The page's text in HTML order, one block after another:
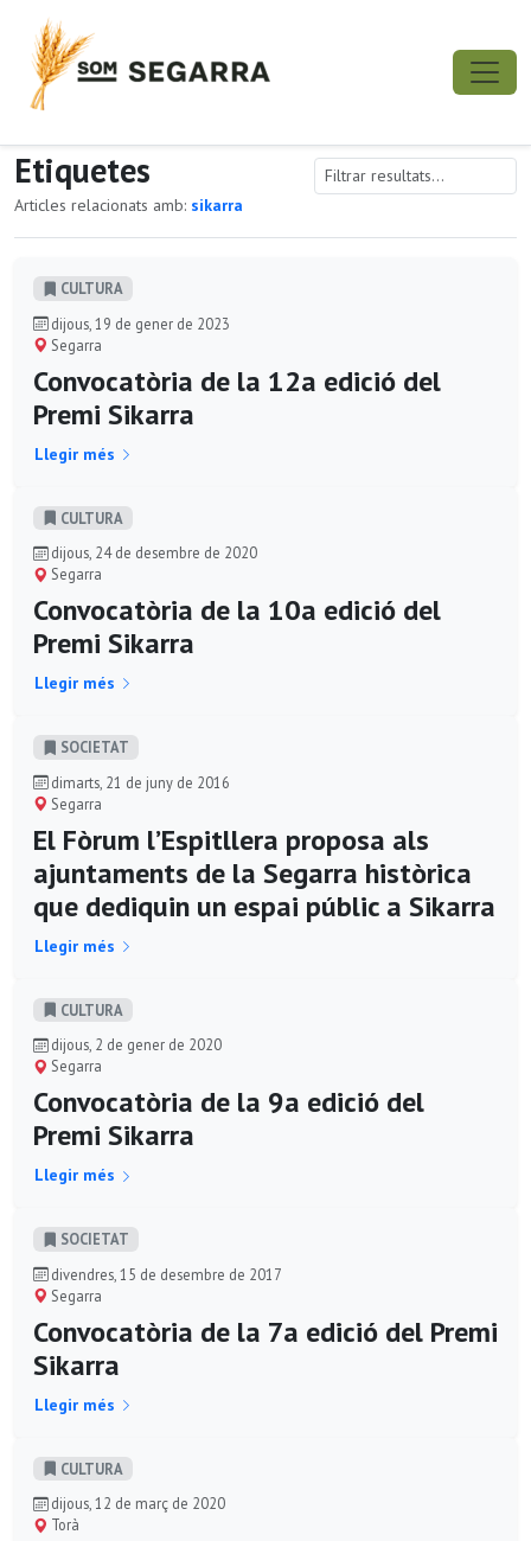
Etiquetes
Articles relacionats amb: sikarra
CULTURA
dijous, 19 de gener de 2023
Segarra
Convocatòria de la 12a edició del
Premi Sikarra
Llegir més
CULTURA
dijous, 24 de desembre de 2020
Segarra
Convocatòria de la 10a edició del
Premi Sikarra
Llegir més
SOCIETAT
dimarts, 21 de juny de 2016
Segarra
El Fòrum l’Espitllera proposa als
ajuntaments de la Segarra històrica
que dediquin un espai públic a Sikarra
Llegir més
CULTURA
dijous, 2 de gener de 2020
Segarra
Convocatòria de la 9a edició del
Premi Sikarra
Llegir més
SOCIETAT
divendres, 15 de desembre de 2017
Segarra
Convocatòria de la 7a edició del Premi
Sikarra
Llegir més
CULTURA
dijous, 12 de març de 2020
Torà